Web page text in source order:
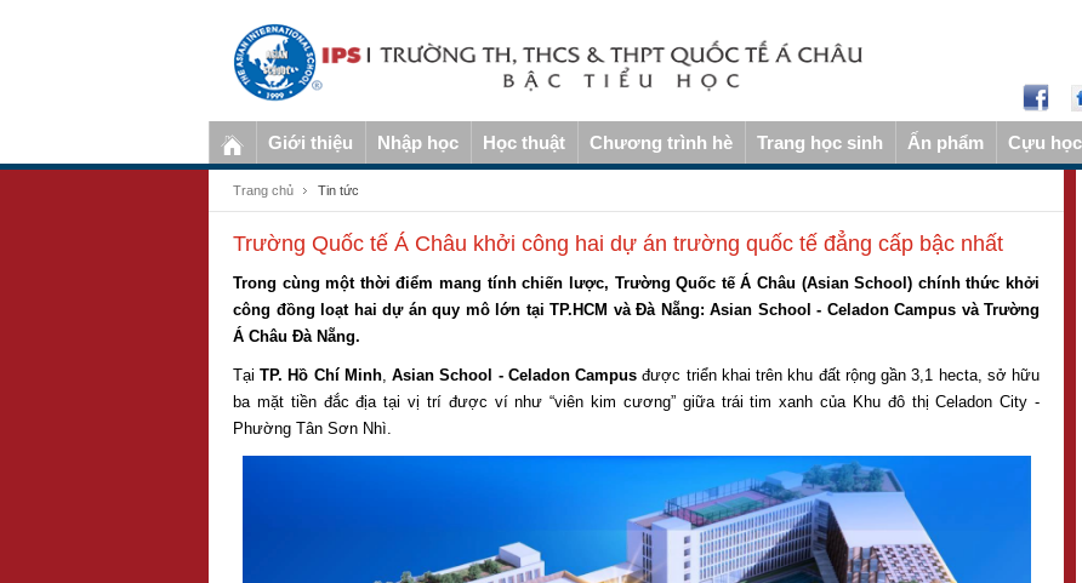
Giới thiệu Nhập học Học thuật Chương trình hè Trang học sinh Ấn phẩm Cựu
Trang chủ Tin tức
Trường Quốc tế Á Châu khởi công hai dự án trường quốc tế đẳng cấp bậc nhất
Trong cùng một thời điểm mang tính chiến lược, Trường Quốc tế Á Châu (Asian School) chính thức khởi
công đồng loạt hai dự án quy mô lớn tại TP.HCM và Đà Nẵng: Asian School - Celadon Campus và Trường
Á Châu Đà Nẵng.
TạiTP. Hồ Chí Minh,Asian School - Celadon Campusđược triển khai trên khu đất rộng gần 3,1 hecta, sở hữu
ba mặt tiền đắc địa tại vị trí được ví như “viên kim cương” giữa trái tim xanh của Khu đô thị Celadon City -
Phường Tân Sơn Nhì.